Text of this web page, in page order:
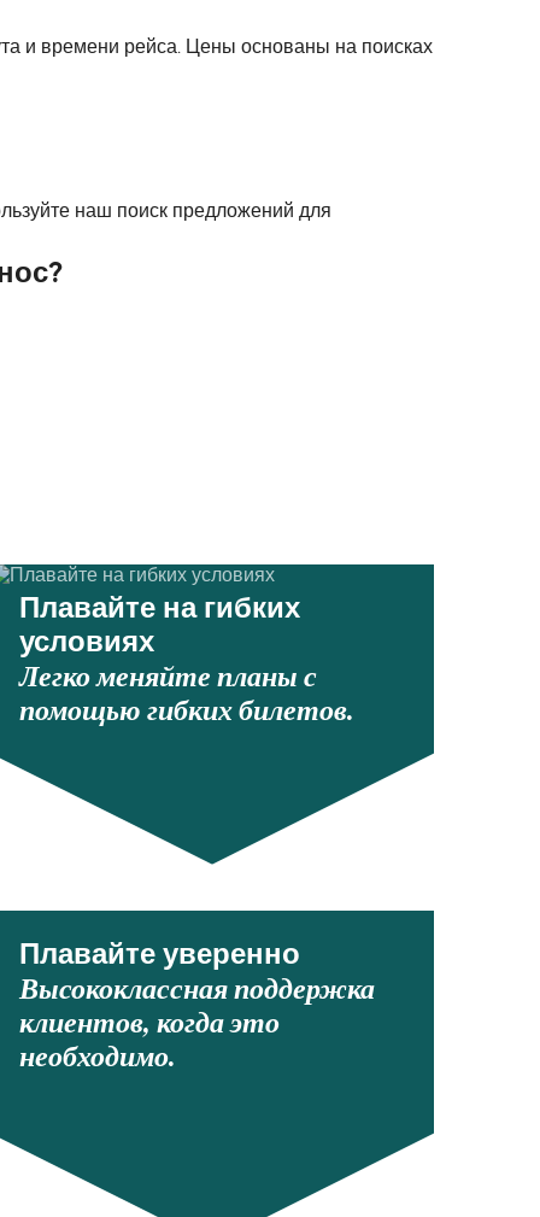
и времени рейса. Цены основаны на поисках
наш поиск предложений для
Плавайте на гибких
условиях
Легко меняйте планы с
помощью гибких билетов.
Плавайте уверенно
Высококлассная поддержка
клиентов, когда это
необходимо.